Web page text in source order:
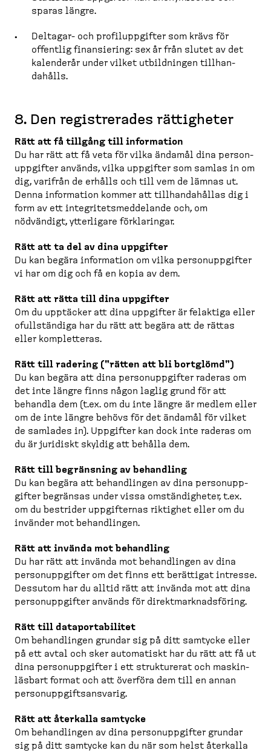
sparas längre.
Deltagar-​ och profil­upp­gifter som krävs för
offentlig finansiering: sex år från slutet av det
kalenderår under vilket utbild­ningen tillhan­
dahålls.
8. Den registrerades rättigheter
Rätt att få tillgång till information
Du har rätt att få veta för vilka ändamål dina person­
upp­gifter används, vilka uppgifter som samlas in om
dig, varifrån de erhålls och till vem de lämnas ut.
Denna information kommer att tillhan­da­hållas dig i
form av ett integri­tets­med­delande och, om
nödvändigt, ytterligare förkla­ringar.
Rätt att ta del av dina uppgifter
Du kan begära information om vilka person­upp­gifter
vi har om dig och få en kopia av dem.
Rätt att rätta till dina uppgifter
Om du upptäcker att dina uppgifter är felaktiga eller
ofullständiga har du rätt att begära att de rättas
eller kompletteras.
Rätt till radering ("rätten att bli bortglömd")
Du kan begära att dina person­upp­gifter raderas om
det inte längre finns någon laglig grund för att
behandla dem (t.ex. om du inte längre är medlem eller
om de inte längre behövs för det ändamål för vilket
de samlades in). Uppgifter kan dock inte raderas om
du är juridiskt skyldig att behålla dem.
Rätt till begränsning av behandling
Du kan begära att behand­lingen av dina person­upp­
gifter begränsas under vissa omstän­digheter, t.ex.
om du bestrider uppgif­ternas riktighet eller om du
invänder mot behand­lingen.
Rätt att invända mot behandling
Du har rätt att invända mot behand­lingen av dina
person­upp­gifter om det finns ett berättigat intresse.
Dessutom har du alltid rätt att invända mot att dina
person­upp­gifter används för direkt­mark­nads­föring.
Rätt till datapor­ta­bilitet
Om behand­lingen grundar sig på ditt samtycke eller
på ett avtal och sker automatiskt har du rätt att få ut
dina person­upp­gifter i ett strukturerat och maskin­
läsbart format och att överföra dem till en annan
person­upp­gifts­an­svarig.
Rätt att återkalla samtycke
Om behand­lingen av dina person­upp­gifter grundar
sig på ditt samtycke kan du när som helst återkalla